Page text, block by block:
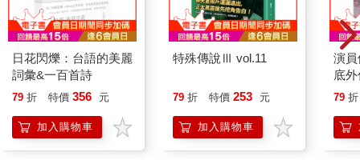
日花閃爍：台語的美麗
詞彙&一百首詩
79 折 特價 356 元
加入購物車
特殊傳說Ⅲ vol.11
79 折 特價 253 元
加入購物車
演
底
79 折